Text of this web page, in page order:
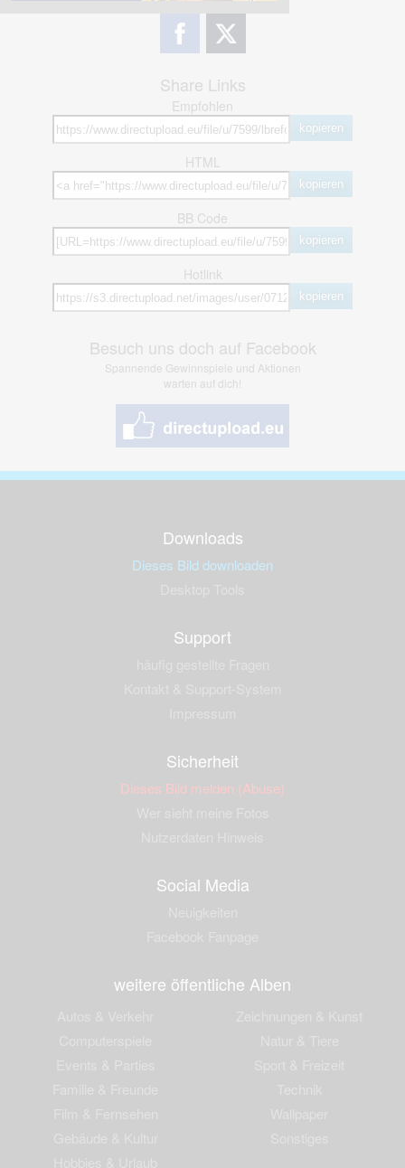
Share Links
Empfohlen
kopieren
HTML
kopieren
BB Code
kopieren
Hotlink
kopieren
Besuch uns doch auf Facebook
Spannende Gewinnspiele und Aktionen
warten auf dich!
Downloads
Dieses Bild downloaden
Support
Sicherheit
Dieses Bild melden (Abuse)
Social Media
weitere öffentliche Alben